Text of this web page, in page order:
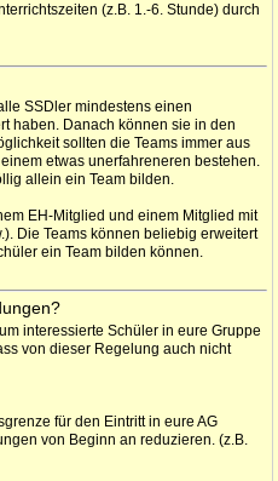
(z.B. 1.-6. Stunde) durch
SSDler mindestens einen
haben. Danach können sie in den
sollten die Teams immer aus
etwas unerfahreneren bestehen.
allein ein Team bilden.
EH-Mitglied und einem Mitglied mit
Die Teams können beliebig erweitert
ein Team bilden können.
interessierte Schüler in eure Gruppe
von dieser Regelung auch nicht
für den Eintritt in eure AG
von Beginn an reduzieren. (z.B.